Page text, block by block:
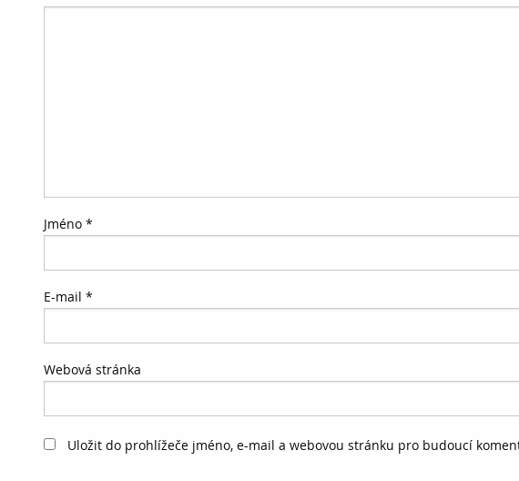
Jméno *
E-mail *
Webová stránka
Uložit do prohlížeče jméno, e-mail a webovou stránku pro budoucí